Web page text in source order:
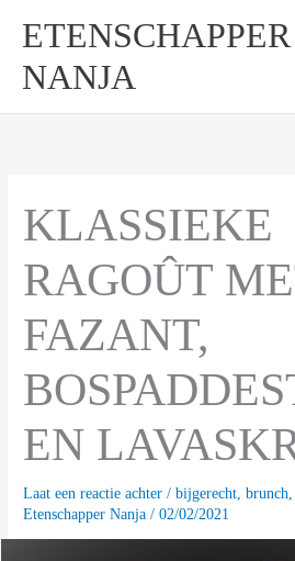
inhoud
ETENSCHAPPER
NANJA
KLASSIEKE
RAGOÛT
FAZANT,
EN
Laat een reactie achter /bijgerecht ,brunch
Etenschapper Nanja/02/02/2021